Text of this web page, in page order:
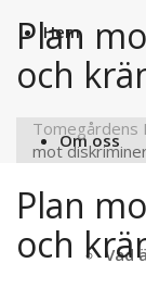
Hem
Om oss
Vad
Plan
och
Tomegårdens
mot
Plan
och